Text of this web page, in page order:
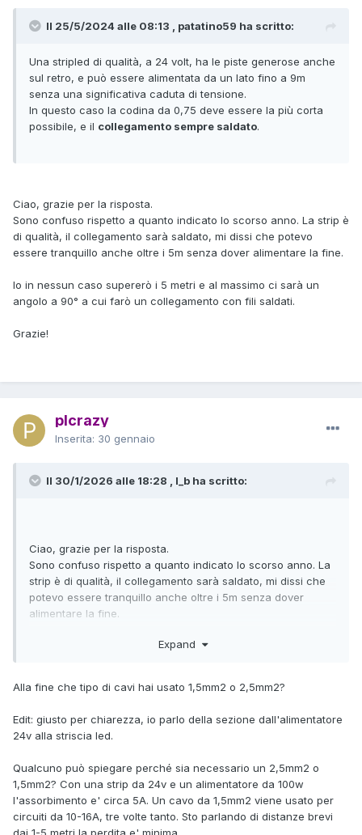
Il 25/5/2024 alle 08:13 , patatino59 ha scritto:
Una stripled di qualità, a 24 volt, ha le piste generose anche
sul retro, e può essere alimentata da un lato fino a 9m
senza una significativa caduta di tensione.
In questo caso la codina da 0,75 deve essere la più corta
possibile, e il collegamento sempre saldato.
Ciao, grazie per la risposta.
Sono confuso rispetto a quanto indicato lo scorso anno. La strip è
di qualità, il collegamento sarà saldato, mi dissi che potevo
essere tranquillo anche oltre i 5m senza dover alimentare la fine.
Io in nessun caso supererò i 5 metri e al massimo ci sarà un
angolo a 90° a cui farò un collegamento con fili saldati.
Grazie!
plcrazy
Inserita: 30 gennaio
Il 30/1/2026 alle 18:28 , l_b ha scritto:
Ciao, grazie per la risposta.
Sono confuso rispetto a quanto indicato lo scorso anno. La
strip è di qualità, il collegamento sarà saldato, mi dissi che
potevo essere tranquillo anche oltre i 5m senza dover
alimentare la fine.
Io in nessun caso supererò i 5 metri e al massimo ci sarà un
Grazie!
Expand
Alla fine che tipo di cavi hai usato 1,5mm2 o 2,5mm2?
Edit: giusto per chiarezza, io parlo della sezione dall'alimentatore
24v alla striscia led.
Qualcuno può spiegare perché sia necessario un 2,5mm2 o
1,5mm2? Con una strip da 24v e un alimentatore da 100w
l'assorbimento e' circa 5A. Un cavo da 1,5mm2 viene usato per
circuiti da 10-16A, tre volte tanto. Sto parlando di distanze brevi
dai 1-5 metri la perdita e' minima.